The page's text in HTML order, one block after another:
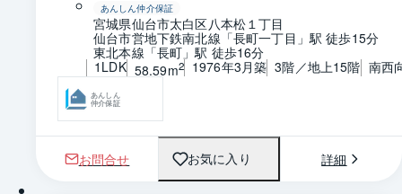
あんしん仲介保証
宮城県仙台市太白区八本松１丁目
仙台市営地下鉄南北線「長町一丁目」駅 徒歩15分
東北本線「長町」駅 徒歩16分
1LDK 58.59m2 1976年3月築 3階／地上15階 南西
あんしん
仲介保証
お問合せ お気に入り 詳細
1 / 0 間取り